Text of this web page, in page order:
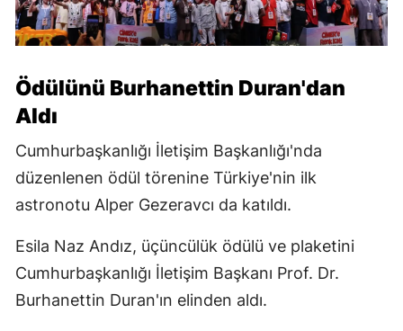
Ödülünü Burhanettin Duran'dan
Aldı
Cumhurbaşkanlığı İletişim Başkanlığı'nda
düzenlenen ödül törenine Türkiye'nin ilk
astronotu Alper Gezeravcı da katıldı.
Esila Naz Andız, üçüncülük ödülü ve plaketini
Cumhurbaşkanlığı İletişim Başkanı Prof. Dr.
Burhanettin Duran'ın elinden aldı.